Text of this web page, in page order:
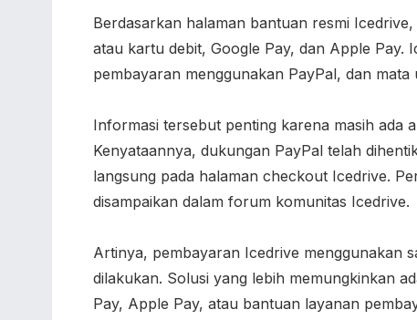
Berdasarkan halaman bantuan resmi
atau kartu debit, Google Pay, dan Apple
pembayaran menggunakan PayPal, dan mata
Informasi tersebut penting karena masih ada
Kenyataannya, dukungan PayPal telah
langsung pada halaman checkout Icedrive.
disampaikan dalam forum komunitas Icedrive.
Artinya, pembayaran Icedrive menggunakan
dilakukan. Solusi yang lebih memungkinkan
Pay, Apple Pay, atau bantuan layanan